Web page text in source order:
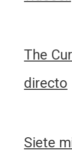
The
directo
Siete